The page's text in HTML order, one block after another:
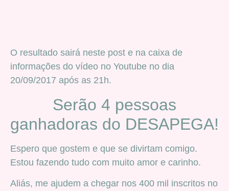
O resultado sairá neste post e na caixa de
informações do vídeo no Youtube no dia
20/09/2017 após as 21h.
Serão 4 pessoas
ganhadoras do DESAPEGA!
Espero que gostem e que se divirtam comigo.
Estou fazendo tudo com muito amor e carinho.
Aliás, me ajudem a chegar nos 400 mil inscritos no